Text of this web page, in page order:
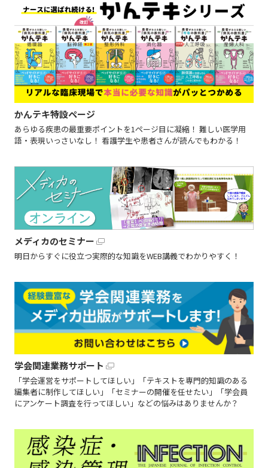
かんテキ特設ページ
あらゆる疾患の最重要ポイントを1ページ目に凝縮！ 難しい医学用
語・表現いっさいなし！ 看護学生や患者さんが読んでもわかる！
メディカのセミナー
明日からすぐに役立つ実際的な知識をWEB講義でわかりやすく！
学会関連業務サポート
「学会運営をサポートしてほしい」「テキストを専門的知識のある
編集者に制作してほしい」「セミナーの開催を任せたい」「学会員
にアンケート調査を行ってほしい」などの悩みはありませんか？